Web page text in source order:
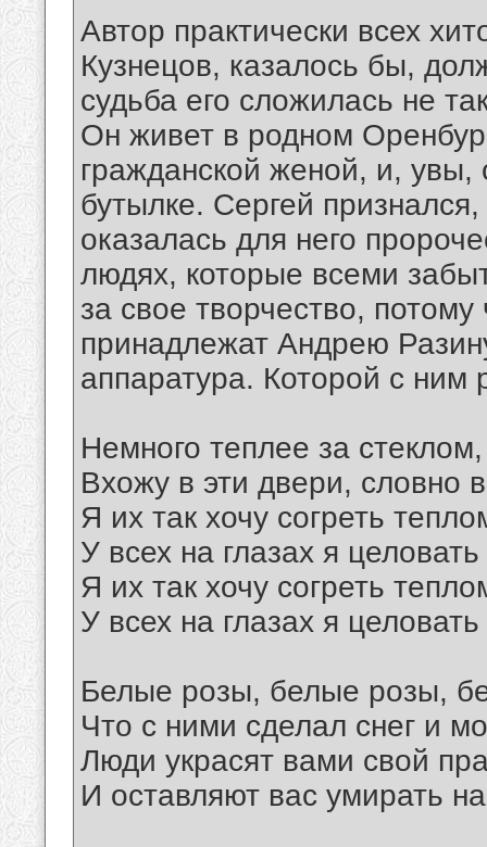
Автор практически всех
Кузнецов, казалось бы,
судьба его сложилась не
Он живет в родном
гражданской женой, и, увы,
бутылке. Сергей
оказалась для него
людях, которые всеми
за свое творчество,
принадлежат Андрею
аппаратура. Которой с
Немного теплее за
Вхожу в эти двери, словно
Я их так хочу согреть
У всех на глазах я целовать
Я их так хочу согреть
У всех на глазах я целовать
Белые розы, белые розы,
Что с ними сделал снег и
Люди украсят вами свой
И оставляют вас умирать